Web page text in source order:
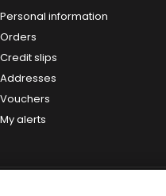
Personal information
Orders
Credit slips
Addresses
Vouchers
My alerts